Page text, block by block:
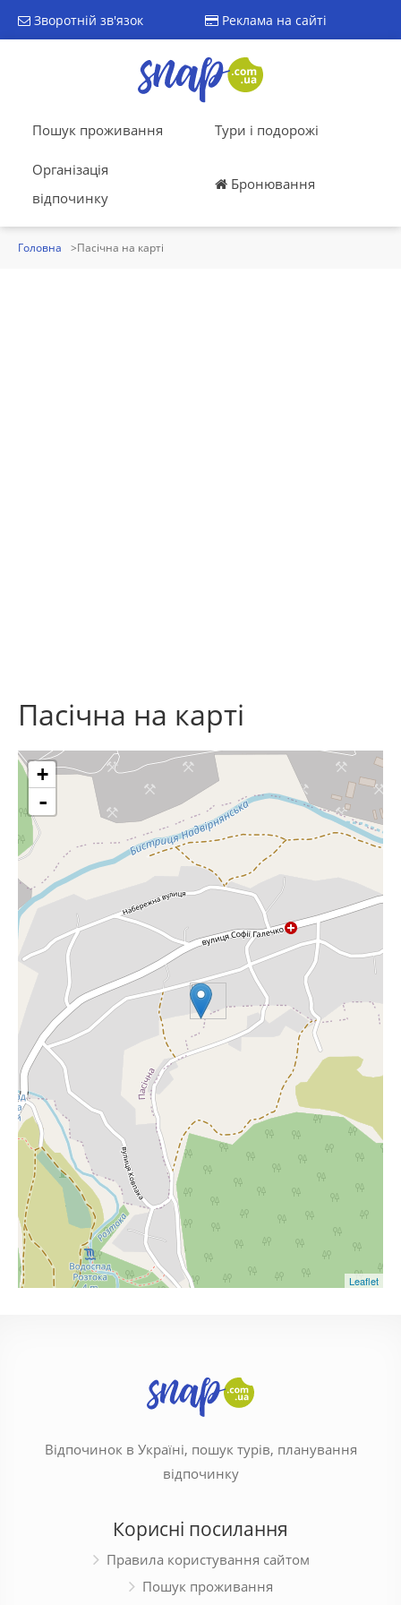
Зворотній зв'язок Реклама на сайті
Пошук проживання Тури і подорожі
Організація
відпочинку
Бронювання
Головна Пасічна на карті
Пасічна на карті
+
-
Leaflet
Відпочинок в Україні, пошук турів, планування
відпочинку
Корисні посилання
Правила користування сайтом
Пошук проживання